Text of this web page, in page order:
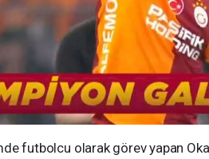
futbolcu olarak görev yapan